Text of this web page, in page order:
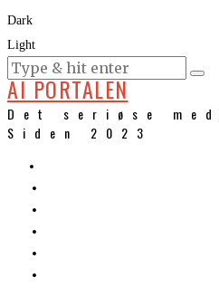
Dark
Light
KURSER
AI PORTALEN
Det seriøse
Siden 2023